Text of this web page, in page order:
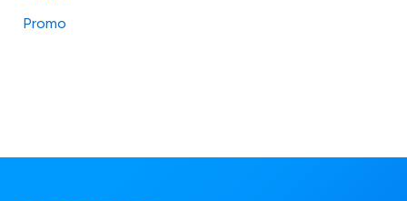
Promo